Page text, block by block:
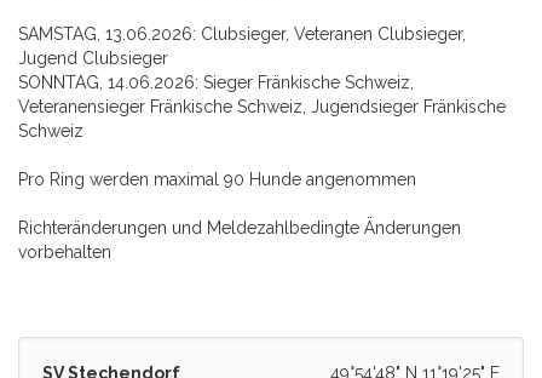
SAMSTAG, 13.06.2026: Clubsieger, Veteranen Clubsieger,
Jugend Clubsieger
SONNTAG, 14.06.2026: Sieger Fränkische Schweiz,
Veteranensieger Fränkische Schweiz, Jugendsieger Fränkische
Schweiz
Pro Ring werden maximal 90 Hunde angenommen
Richteränderungen und Meldezahlbedingte Änderungen
vorbehalten
49°54'48" N 11°19'25" E
SV Stechendorf